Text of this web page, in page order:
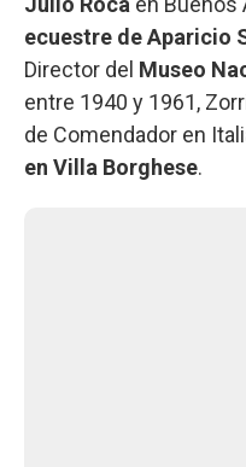
ecuestre de Aparicio
Director del Museo
entre 1940 y 1961,
de Comendador en
en Villa Borghese.